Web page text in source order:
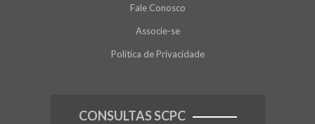
Fale Conosco
Associe-se
Política de Privacidade
CONSULTAS SCPC